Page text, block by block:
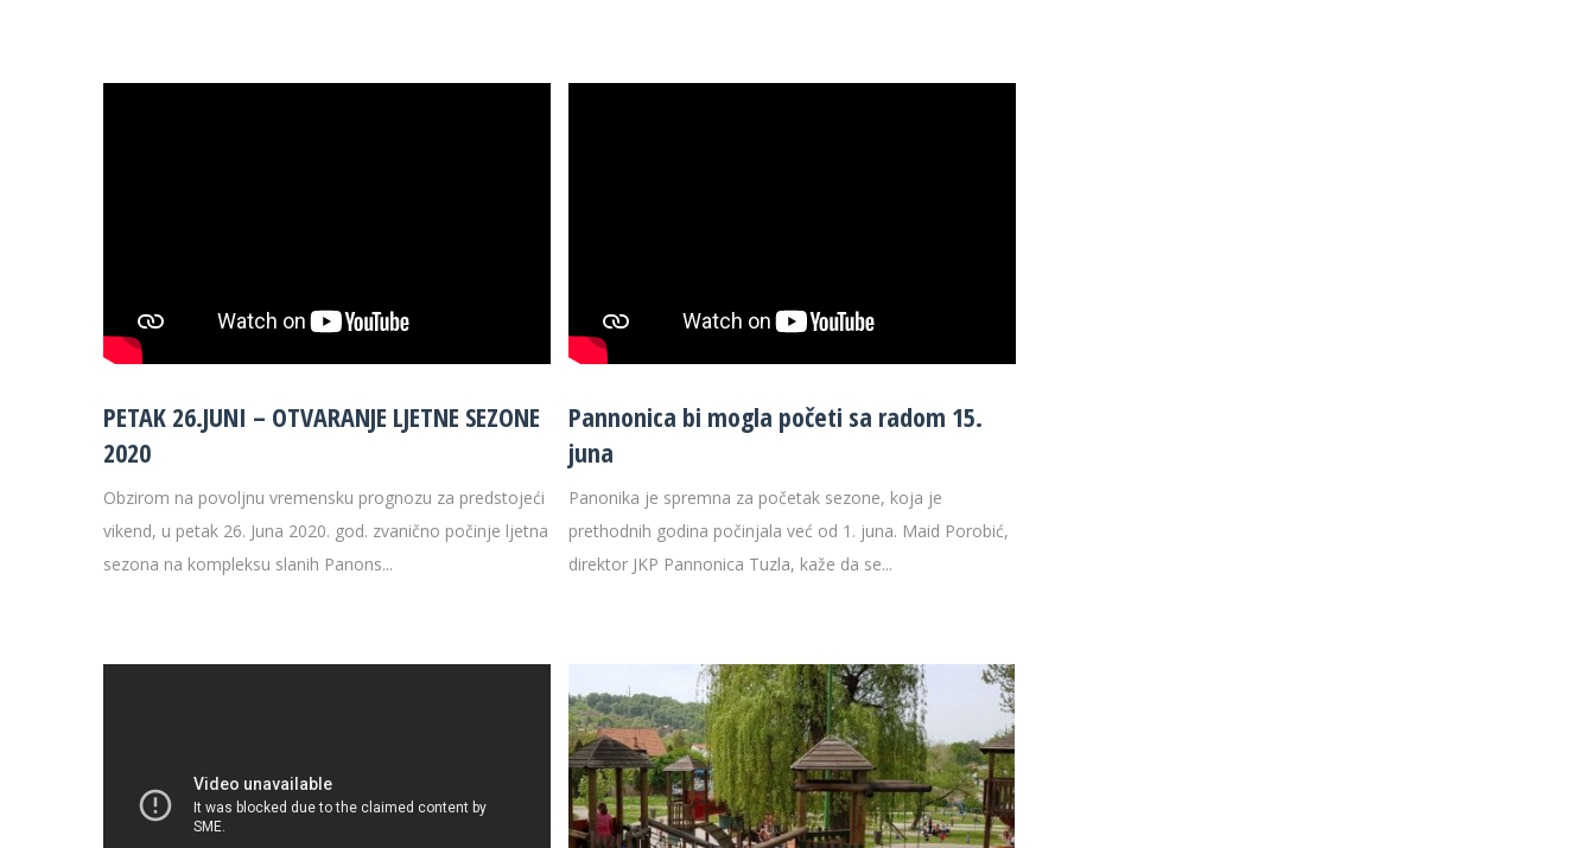
PETAK 26.JUNI – OTVARANJE LJETNE SEZONE
2020
Obzirom na povoljnu vremensku prognozu za predstojeći
vikend, u petak 26. Juna 2020. god. zvanično počinje ljetna
sezona na kompleksu slanih Panons...
Pannonica bi mogla početi sa radom 15.
juna
Panonika je spremna za početak sezone, koja je
prethodnih godina počinjala već od 1. juna. Maid Porobić,
direktor JKP Pannonica Tuzla, kaže da se...